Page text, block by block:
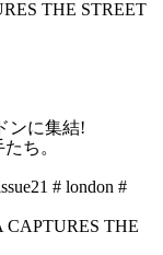
ンに集結!
ち。
# london #